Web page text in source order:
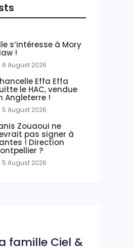
s’intéresse à Mory
!
6 August 2026
Effa Effa
le HAC, vendue
Angleterre !
5 August 2026
Zouaoui ne
pas signer à
! Direction
?
5 August 2026
famille Ciel &